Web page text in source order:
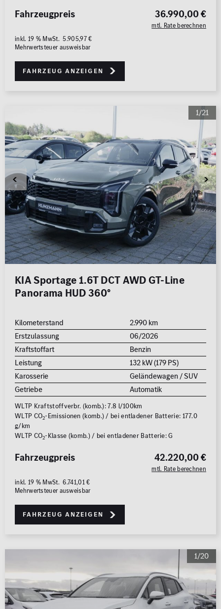
36.990,00 €
mtl. Rate berechnen
Fahrzeugpreis
inkl. 19 % MwSt. 5.905,97 €
Mehrwertsteuer ausweisbar
Fahrzeug anzeigen
1/21
KIA Sportage 1.6T DCT AWD GT-Line
Panorama HUD 360°
Kilometerstand
2.990 km
Erstzulassung
06/2026
Kraftstoffart
Benzin
Leistung
132 kW (179 PS)
Karosserie
Geländewagen / SUV
Getriebe
Automatik
WLTP Kraftstoffverbr. (komb.): 7.8 l/100km
WLTP CO2-Emissionen (komb.) / bei entladener Batterie: 177.0
g/km
WLTP CO2-Klasse (komb.) / bei entladener Batterie: G
42.220,00 €
mtl. Rate berechnen
Fahrzeugpreis
inkl. 19 % MwSt. 6.741,01 €
Mehrwertsteuer ausweisbar
Fahrzeug anzeigen
1/20